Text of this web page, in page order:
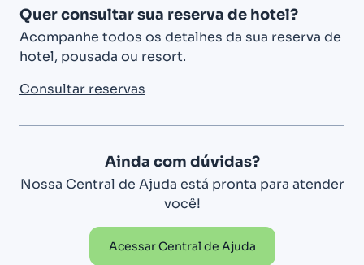
Quer consultar sua reserva de hotel?
Acompanhe todos os detalhes da sua reserva de
hotel, pousada ou resort.
Consultar reservas
Ainda com dúvidas?
Nossa Central de Ajuda está pronta para atender
você!
Acessar Central de Ajuda